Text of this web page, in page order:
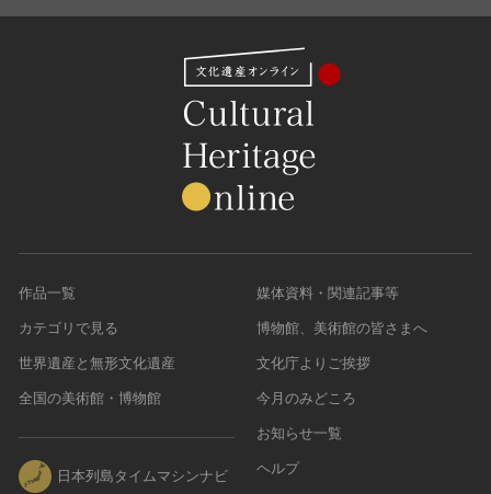
作品一覧
カテゴリで見る
世界遺産と無形文化遺産
全国の美術館・博物館
日本列島タイムマシンナビ
媒体資料・関連記事等
博物館、美術館の皆さまへ
文化庁よりご挨拶
今月のみどころ
お知らせ一覧
ヘルプ